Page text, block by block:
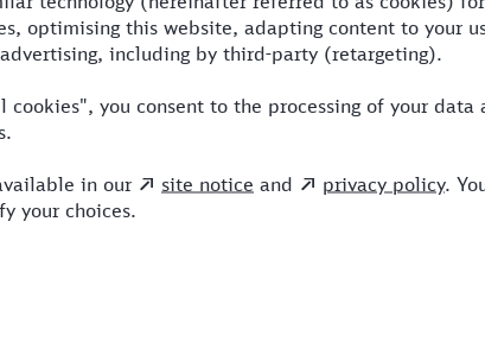
4:29 2 R,RE,ICE
6:09 3 R,RE,ICE